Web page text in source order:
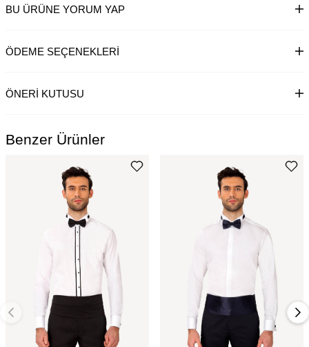
BU ÜRÜNE YORUM YAP
ÖDEME SEÇENEKLERI
ÖNERI KUTUSU
Benzer Ürünler